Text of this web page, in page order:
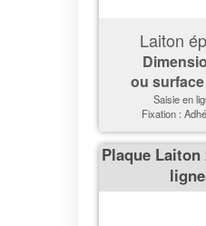
Laiton
ou surface
Saisie en
Fixation :
Plaque Laiton